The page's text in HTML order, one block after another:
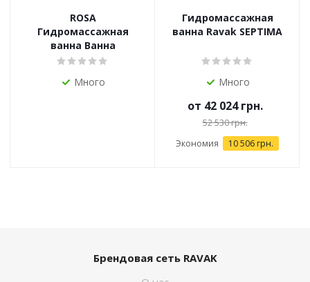
ROSA
Гидромассажная
ванна Ванна
Много
Гидромассажная
ванна Ravak SEPTIMA
Много
от 42 024 грн.
52 530 грн.
Экономия 10 506 грн.
Брендовая сеть RAVAK